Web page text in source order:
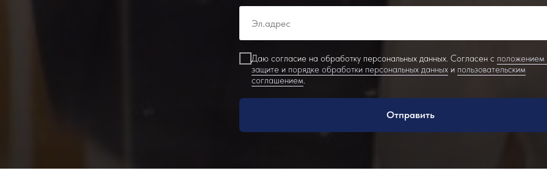
Даю согласие на обработку персональных данных. Согласен с положением
защите и порядке обработки персональных данных и пользовательским
соглашением.
Отправить